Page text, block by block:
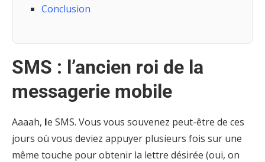
Conclusion
SMS : l’ancien roi de la
messagerie mobile
Aaaah, le SMS. Vous vous souvenez peut-être de ces
jours où vous deviez appuyer plusieurs fois sur une
même touche pour obtenir la lettre désirée (oui, on